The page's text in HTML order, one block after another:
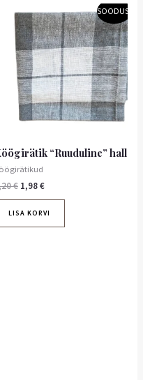
SOODUS!
“Ruuduline” hall
€
hind
oli:
2,20 €.
1,98€
hind
on:
1,98 €.
LISA KORVI